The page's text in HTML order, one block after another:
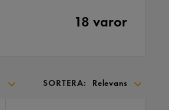
18 varor
SORTERA: Relevans